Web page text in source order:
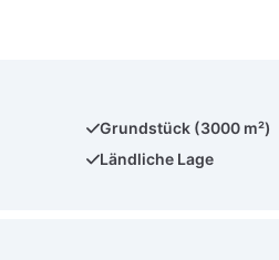
Grundstück (3000 m²)
Ländliche Lage